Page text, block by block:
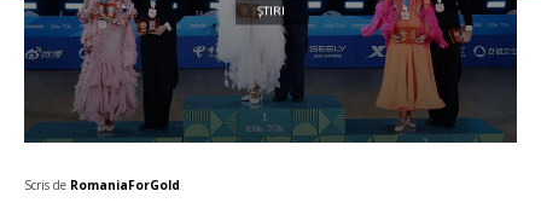
ȘTIRI
Scris de RomaniaForGold